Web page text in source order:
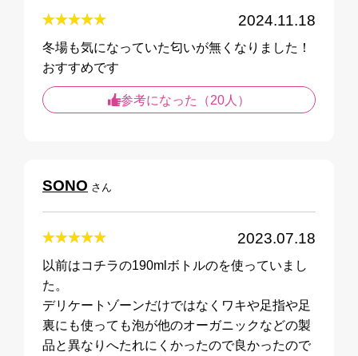
2024.11.18
冬場も気になっていた匂いが無くなりました！
おすすめです
参考になった（20人）
SONO さん
2023.07.18
以前はコチラの190mlボトルのを使っていまし
た。
デリケートゾーンだけではなくワキや足指や足
裏にも使っても泡が他のオーガニックなどの製
品と異なりへたれにくかったので良かったので